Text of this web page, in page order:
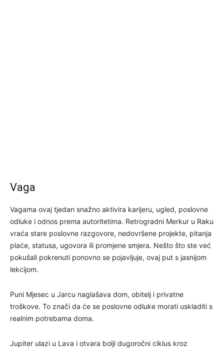
Vaga
Vagama ovaj tjedan snažno aktivira karijeru, ugled, poslovne
odluke i odnos prema autoritetima. Retrogradni Merkur u Raku
vraća stare poslovne razgovore, nedovršene projekte, pitanja
plaće, statusa, ugovora ili promjene smjera. Nešto što ste već
pokušali pokrenuti ponovno se pojavljuje, ovaj put s jasnijom
lekcijom.
Puni Mjesec u Jarcu naglašava dom, obitelj i privatne
troškove. To znači da će se poslovne odluke morati uskladiti s
realnim potrebama doma.
Jupiter ulazi u Lava i otvara bolji dugoročni ciklus kroz